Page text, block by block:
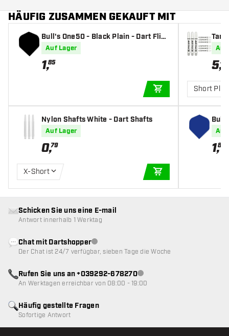
HÄUFIG ZUSAMMEN GEKAUFT MIT
Bull's One50 - Black Plain - Dart Fligh
ts
Auf Lager
1,85
IN DEN
Nylon Shafts White - Dart Shafts
Auf Lager
0,79
X-Short
afts
Auf
5,49
Short Plus
Auf
1,85
Häufig gestellte Fragen
Sofortige Antwort
Schicken Sie uns eine E-mail
Antwort innerhalb 1 Werktag
Chat mit DartshopperKundenservice nicht verfügbar
Der Chat ist 24/7 verfügbar, sieben Tage die Woche
Rufen Sie uns an +039292-678270Kundenservice nicht
An Werktagen erreichbar von 08:00 - 19:00